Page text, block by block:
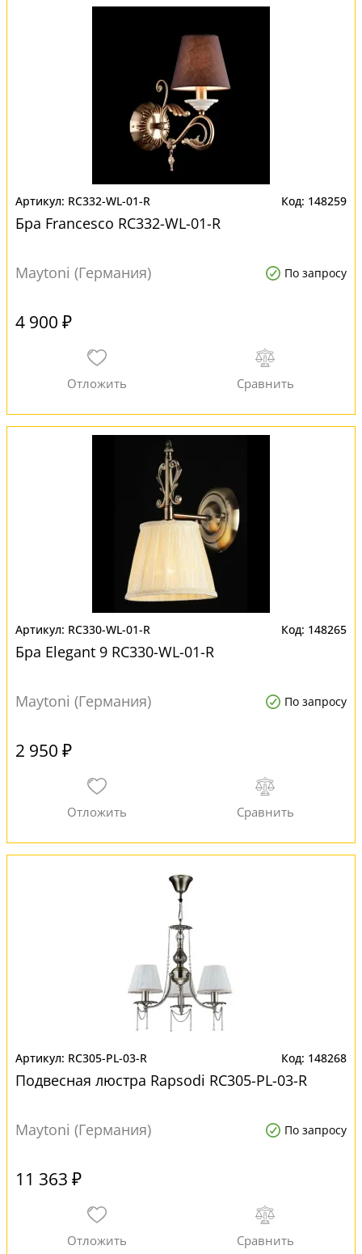
RC332-WL-01-R 148259
Бра Francesco RC332-WL-01-R
Maytoni (Германия) По запросу
4 900 ₽
RC330-WL-01-R 148265
Бра Elegant 9 RC330-WL-01-R
Maytoni (Германия) По запросу
2 950 ₽
RC305-PL-03-R 148268
Подвесная люстра Rapsodi RC305-PL-03-R
Maytoni (Германия) По запросу
11 363 ₽